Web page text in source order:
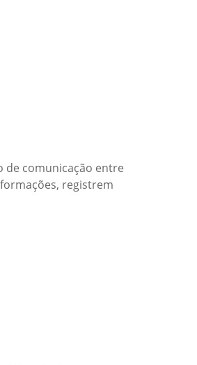
de comunicação entre
registrem